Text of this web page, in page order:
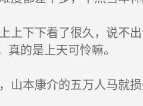
上下下看了很久，说不
的是上天可怜嘛。
本康介的五万人马就损